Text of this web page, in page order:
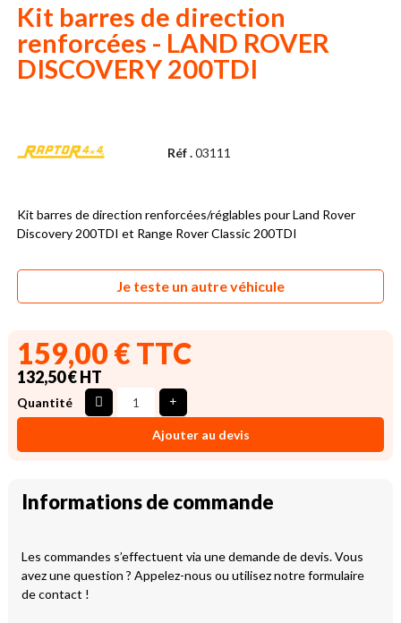
Kit barres de direction
renforcées - LAND ROVER
DISCOVERY 200TDI
Réf .03111
Kit barres de direction renforcées/réglables pour Land Rover
Discovery 200TDI et Range Rover Classic 200TDI
Je teste un autre véhicule
159,00 € TTC
132,50 € HT
Quantité
Ajouter au devis
Informations de commande
Les commandes s’effectuent via une demande de devis. Vous
avez une question ? Appelez-nous ou utilisez notre formulaire
de contact !